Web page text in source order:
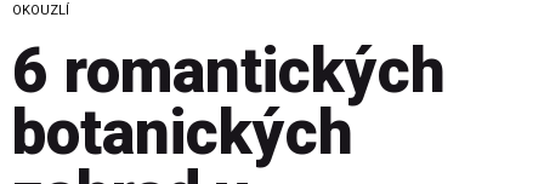
OKOUZLÍ
6 romantických
botanických